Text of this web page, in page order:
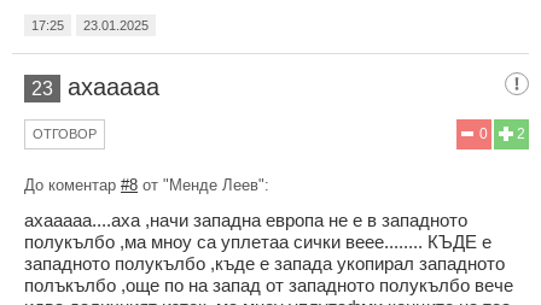
17:25 23.01.2025
23 ахааааа
2
0
ОТГОВОР
До коментар #8 от "Менде Леев":
ахааааа....аха ,начи западна европа не е в западното
полукълбо ,ма мноу са уплетаа сички веее........ КЪДЕ е
западното полукълбо ,къде е запада укопирал западното
полъкълбо ,още по на запад от западното полукълбо вече